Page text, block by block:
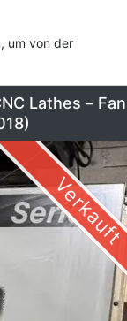
um von der
Lathes –
Verkauft